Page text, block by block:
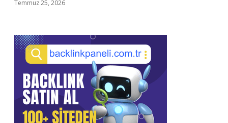
Temmuz 25, 2026